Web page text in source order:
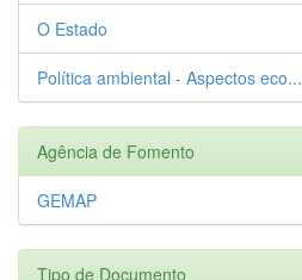
O Estado
Política ambiental - Aspectos eco...
Agência de Fomento
GEMAP
Tipo de Documento